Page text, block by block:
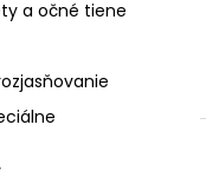
a očné tiene
PROTI
–
NA